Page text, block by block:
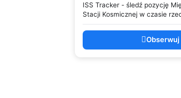
ISS Tracker - śledź pozycję
Stacji Kosmicznej w czasie
Obserwuj